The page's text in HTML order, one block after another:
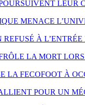
LEUR
MENACE
À L’ENTRÉE
LA MORT
FECOFOOT À
POUR UN